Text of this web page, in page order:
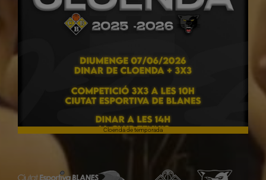
Cloenda de temporada